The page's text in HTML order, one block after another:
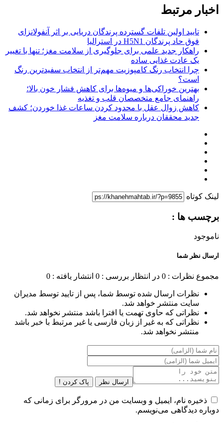
اخبار مرتبط
تایید اولین تلفات گسترده پرندگان دریایی بر اثر آنفولانزای
فوق حاد پرندگان H5N1 در استرالیا
راهکار جدید علمی برای جلوگیری از سلامت مغز؛ تنها با تغییر
یک عادت غذایی ساده
چرا انتخاب رنگ کامپوزیت مهم‌تر از انتخاب سفیدترین رنگ
است؟
بهترین خوراکی‌ها و میوه‌ها برای کاهش فشار خون بالا؛
راهنمای جامع متخصصان قلب و تغذیه
کاهش زوال عقل با محدود کردن ساعات غذا خوردن؛ کشف
جدید محققان درباره سلامت مغز
لینک کوتاه
برچسب ها :
ناموجود
ارسال نظر شما
مجموع نظرات : 0 در انتظار بررسی : 0 انتشار یافته : 0
نظرات ارسال شده توسط شما، پس از تایید توسط مدیران
سایت منتشر خواهد شد.
نظراتی که حاوی تهمت یا افترا باشد منتشر نخواهد شد.
نظراتی که به غیر از زبان فارسی یا غیر مرتبط با خبر باشد
منتشر نخواهد شد.
ارسال نظر پاک کردن !
ذخیره نام، ایمیل و وبسایت من در مرورگر برای زمانی که
دوباره دیدگاهی می‌نویسم.